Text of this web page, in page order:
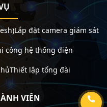
Lắp đặt camera giám sát
công hệ thống điện
Thiết lập tổng đài
VIÊN